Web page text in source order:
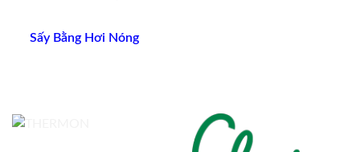
Sấy Bằng Hơi Nóng